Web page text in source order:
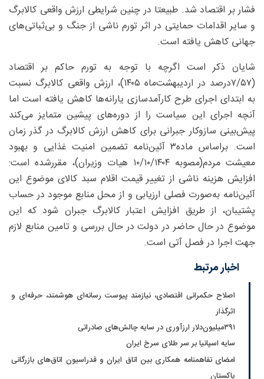
فشار بر اقتصاد شد. طبیعتا در چنین شرایطی ارزش واقعی کالابرگ
و سایر اقدامات حمایتی در اثر تورم ناشی از جنگ و بی‌ثباتی‌های
جهانی کاهش یافته است.
شایان ذکر است اگرچه با توجه به تورم حاکم بر اقتصاد
(۷/۵۷‌درصد در اردیبهشت‌ماه ۱۴۰۵)، ارزش واقعی کالابرگ نسبت
به ابتدای اجرای طرح کارآمدسازی یارانه‌ها کاهش یافته است اما
آنچه اجرای این سیاست را از دوره‌های پیشین متمایز می‌کند
پیش‌بینی سازوکار جبرانی برای کاهش ارزش کالابرگ در گذر زمان
است. براساس ماده۳ آئین‌نامه تضمین امنیت غذایی و بهبود
معیشت مردم(مصوبه ۱۰/۱۰/۱۴۰۴ هیات وزیران)، مقررشده است:
افزایش هزینه ناشی از تغییر قیمت اقلام سبد کالای موضوع این
آئین‌نامه به‌صورت فصلی ارزیابی و از محل منابع موجود در حساب
پشتیبان، از طریق افزایش اعتبار کالابرگ جبران شود که این
موضوع در حال حاضر در دولت در حال بررسی و تامین منابع لازم
جهت اجرا در فصل آتی است.
اخبار مرتبط
اصلاح حکمرانی اقتصادی، نیازمند پیوست رسانه‌ای هوشمند، حرفه‌ای و
اثرگذار
۳۹۱‌میلیون‌دلار ارزآوری در سایه چالش‌های صادراتی
سایه اسپانیا بر سر طلای سرخ ایران
امضای تفاهمنامه همکاری بین اتاق ایران و فدراسیون اتاق‌های بازرگانی
پاکستان